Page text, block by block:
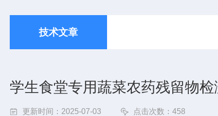
技术文章
学生食堂专用蔬菜农药残留物
更新时间：2025-07-03 点击次数：458